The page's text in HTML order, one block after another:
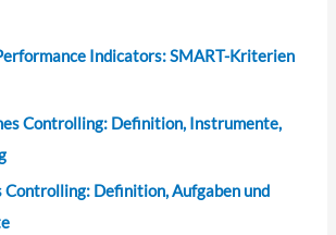
Indicators: SMART-Kriterien
Controlling: Definition, Instrumente,
Definition, Aufgaben und